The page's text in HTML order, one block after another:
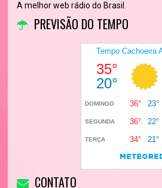
A melhor web rádio do Brasil.
PREVISÃO DO TEMPO
CONTATO